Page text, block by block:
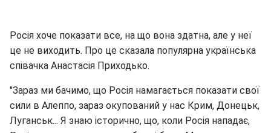
Росія хоче показати все, на що вона здатна, але у неї
це не виходить. Про це сказала популярна українська
співачка Анастасія Приходько.
"Зараз ми бачимо, що Росія намагається показати свої
сили в Алеппо, зараз окупований у нас Крим, Донецьк,
Луганськ... Я знаю історично, що, коли Росія нападає,